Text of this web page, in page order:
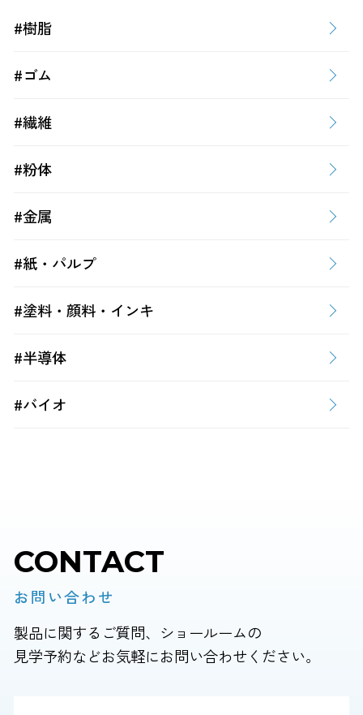
#樹脂
#ゴム
#繊維
#粉体
#金属
#紙・パルプ
#塗料・顔料・インキ
#半導体
#バイオ
CONTACT
お問い合わせ
製品に関するご質問、ショールームの
見学予約などお気軽にお問い合わせください。